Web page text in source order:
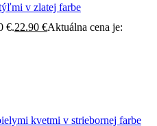
v zlatej farbe
€.22.90 €Aktuálna cena je: